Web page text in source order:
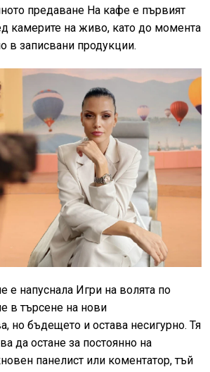
предаване На кафе е първият
камерите на живо, като до момента
в записвани продукции.
е напуснала Игри на волята по
в търсене на нови
но бъдещето и остава несигурно. Тя
да остане за постоянно на
панелист или коментатор, тъй